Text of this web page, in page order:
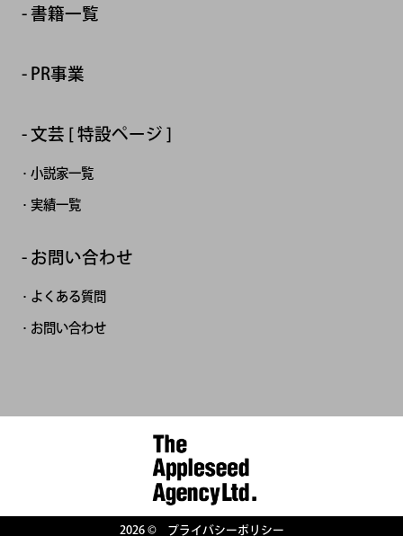
書籍一覧
PR事業
文芸 [ 特設ページ ]
小説家一覧
実績一覧
お問い合わせ
よくある質問
お問い合わせ
2026 © プライバシーポリシー